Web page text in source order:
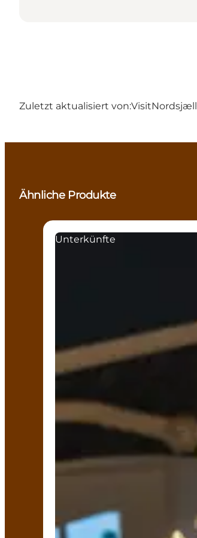
Zuletzt aktualisiert von:
Ähnliche Produkte
Unterkünfte